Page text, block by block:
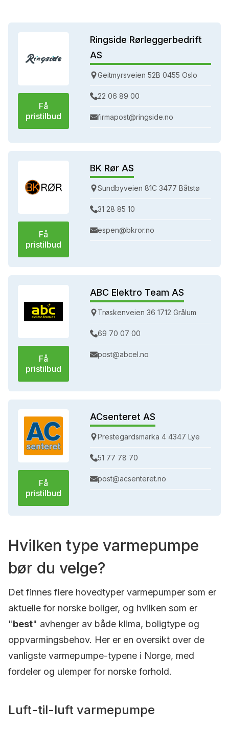
Få
pristilbud
Ringside Rørleggerbedrift
AS
Geitmyrsveien 52B 0455 Oslo
22 06 89 00
firmapost@ringside.no
Få
pristilbud
BK Rør AS
Sundbyveien 81C 3477 Båtstø
31 28 85 10
espen@bkror.no
Få
pristilbud
ABC Elektro Team AS
Trøskenveien 36 1712 Grålum
69 70 07 00
post@abcel.no
Få
pristilbud
ACsenteret AS
Prestegardsmarka 4 4347 Lye
51 77 78 70
post@acsenteret.no
Hvilken type varmepumpe
bør du velge?
Det finnes flere hovedtyper varmepumper som er
aktuelle for norske boliger, og hvilken som er
"best" avhenger av både klima, boligtype og
oppvarmingsbehov. Her er en oversikt over de
vanligste varmepumpe-typene i Norge, med
fordeler og ulemper for norske forhold.
Luft-til-luft varmepumpe